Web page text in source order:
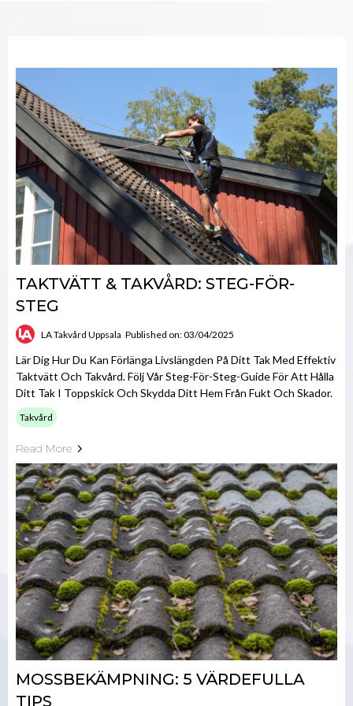
TAKTVÄTT & TAKVÅRD: STEG-FÖR-
STEG
LA Takvård Uppsala Published on: 03/04/2025
Lär Dig Hur Du Kan Förlänga Livslängden På Ditt Tak Med Effektiv
Taktvätt Och Takvård. Följ Vår Steg-För-Steg-Guide För Att Hålla
Ditt Tak I Toppskick Och Skydda Ditt Hem Från Fukt Och Skador.
Takvård
Read More
MOSSBEKÄMPNING: 5 VÄRDEFULLA
TIPS